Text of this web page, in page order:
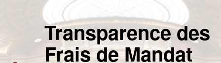
Transparence des
Frais de Mandat